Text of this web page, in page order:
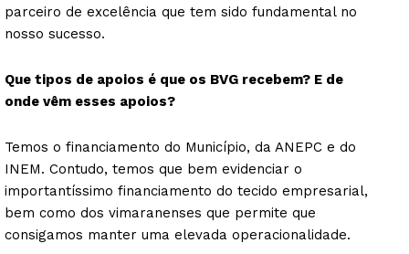
parceiro de excelência que tem sido fundamental no
nosso sucesso.
Que tipos de apoios é que os BVG recebem? E de
onde vêm esses apoios?
Temos o financiamento do Município, da ANEPC e do
INEM. Contudo, temos que bem evidenciar o
importantíssimo financiamento do tecido empresarial,
bem como dos vimaranenses que permite que
consigamos manter uma elevada operacionalidade.